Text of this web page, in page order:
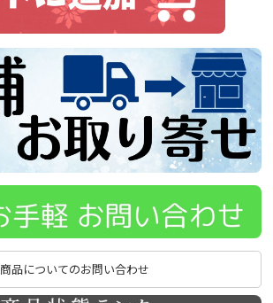
商品についてのお問い合わせ